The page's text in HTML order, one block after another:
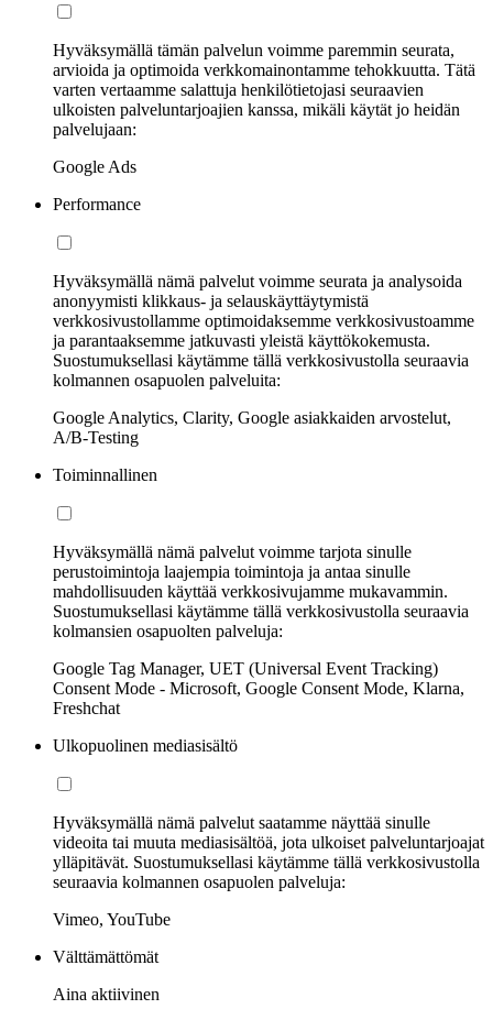
Hyväksymällä tämän palvelun voimme paremmin seurata,
arvioida ja optimoida verkkomainontamme tehokkuutta. Tätä
varten vertaamme salattuja henkilötietojasi seuraavien
ulkoisten palveluntarjoajien kanssa, mikäli käytät jo heidän
palvelujaan:
Google Ads
Performance
Hyväksymällä nämä palvelut voimme seurata ja analysoida
anonyymisti klikkaus- ja selauskäyttäytymistä
verkkosivustollamme optimoidaksemme verkkosivustoamme
ja parantaaksemme jatkuvasti yleistä käyttökokemusta.
Suostumuksellasi käytämme tällä verkkosivustolla seuraavia
kolmannen osapuolen palveluita:
Google Analytics, Clarity, Google asiakkaiden arvostelut,
A/B-Testing
Toiminnallinen
Hyväksymällä nämä palvelut voimme tarjota sinulle
perustoimintoja laajempia toimintoja ja antaa sinulle
mahdollisuuden käyttää verkkosivujamme mukavammin.
Suostumuksellasi käytämme tällä verkkosivustolla seuraavia
kolmansien osapuolten palveluja:
Google Tag Manager, UET (Universal Event Tracking)
Consent Mode - Microsoft, Google Consent Mode, Klarna,
Freshchat
Ulkopuolinen mediasisältö
Hyväksymällä nämä palvelut saatamme näyttää sinulle
videoita tai muuta mediasisältöä, jota ulkoiset palveluntarjoajat
ylläpitävät. Suostumuksellasi käytämme tällä verkkosivustolla
seuraavia kolmannen osapuolen palveluja:
Vimeo, YouTube
Välttämättömät
Aina aktiivinen